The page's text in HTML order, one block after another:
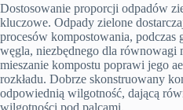
Dostosowanie proporcji odpadów
kluczowe. Odpady zielone
procesów kompostowania, podczas
węgla, niezbędnego dla równowagi
mieszanie kompostu poprawi jego
rozkładu. Dobrze skonstruowany
odpowiednią wilgotność, dającą
wilgotności pod palcami.